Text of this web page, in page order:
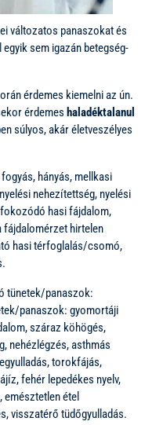
változatos panaszokat és
sem igazán betegség-
érdemes kiemelni az ún.
érdemes haladéktalanul
súlyos, akár életveszélyes
hányás, mellkasi
nehezítettség, nyelési
hasi fájdalom,
hirtelen
hasi térfoglalás/csomó,
tünetek/panaszok:
panaszok: gyomortáji
száraz köhögés,
nehézlégzés, asthmás
torokfájás,
fehér lepedékes nyelv,
étel
visszatérő tüdőgyulladás.